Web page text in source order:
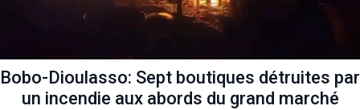
Bobo-Dioulasso: Sept boutiques détruites par
un incendie aux abords du grand marché